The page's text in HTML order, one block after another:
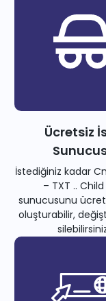
Ücretsiz
İstediğiniz kadar
– TXT .. Child
sunucusunu
oluşturabilir,